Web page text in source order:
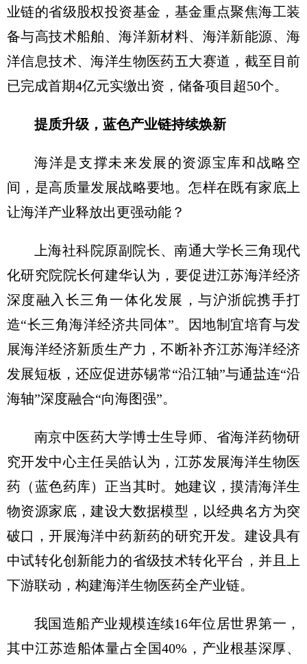
业链的省级股权投资基金，基金重点聚焦海工装
备与高技术船舶、海洋新材料、海洋新能源、海
洋信息技术、海洋生物医药五大赛道，截至目前
已完成首期4亿元实缴出资，储备项目超50个。
提质升级，蓝色产业链持续焕新
海洋是支撑未来发展的资源宝库和战略空
间，是高质量发展战略要地。怎样在既有家底上
让海洋产业释放出更强动能？
上海社科院原副院长、南通大学长三角现代
化研究院院长何建华认为，要促进江苏海洋经济
深度融入长三角一体化发展，与沪浙皖携手打
造“长三角海洋经济共同体”。因地制宜培育与发
展海洋经济新质生产力，不断补齐江苏海洋经济
发展短板，还应促进苏锡常“沿江轴”与通盐连“沿
海轴”深度融合“向海图强”。
南京中医药大学博士生导师、省海洋药物研
究开发中心主任吴皓认为，江苏发展海洋生物医
药（蓝色药库）正当其时。她建议，摸清海洋生
物资源家底，建设大数据模型，以经典名方为突
破口，开展海洋中药新药的研究开发。建设具有
中试转化创新能力的省级技术转化平台，并且上
下游联动，构建海洋生物医药全产业链。
我国造船产业规模连续16年位居世界第一，
其中江苏造船体量占全国40%，产业根基深厚、